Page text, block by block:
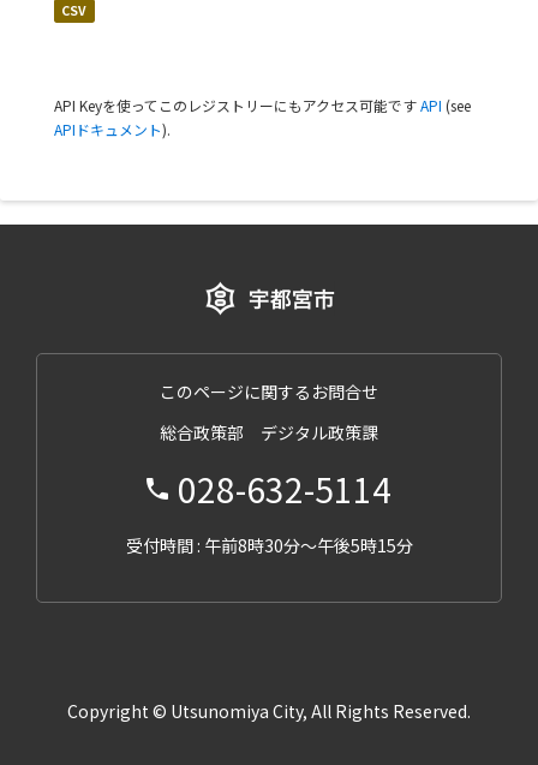
CSV
API Keyを使ってこのレジストリーにもアクセス可能ですAPI (see
APIドキュメント).
このページに関するお問合せ
総合政策部 デジタル政策課
028-632-5114
受付時間 : 午前8時30分～午後5時15分
Copyright © Utsunomiya City, All Rights Reserved.